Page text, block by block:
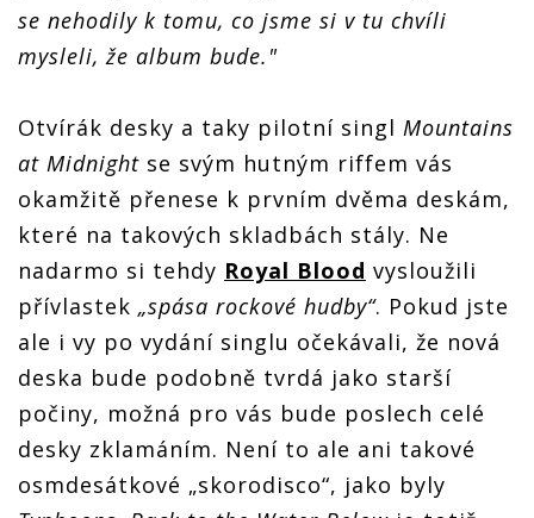
se nehodily k tomu, co jsme si v tu chvíli
mysleli, že album bude."
Otvírák desky a taky pilotní singl Mountains
at Midnight se svým hutným riffem vás
okamžitě přenese k prvním dvěma deskám,
které na takových skladbách stály. Ne
nadarmo si tehdy Royal Blood vysloužili
přívlastek „spása rockové hudby“. Pokud jste
ale i vy po vydání singlu očekávali, že nová
deska bude podobně tvrdá jako starší
počiny, možná pro vás bude poslech celé
desky zklamáním. Není to ale ani takové
osmdesátkové „skorodisco“, jako byly